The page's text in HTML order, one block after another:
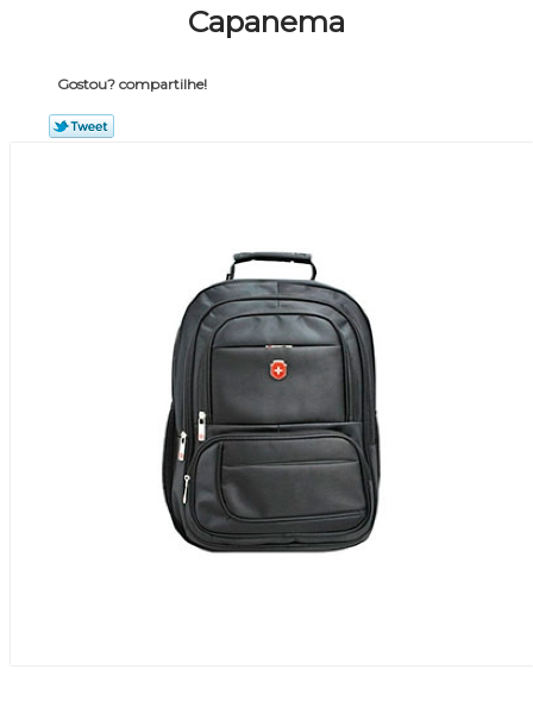
Capanema
Gostou? compartilhe!